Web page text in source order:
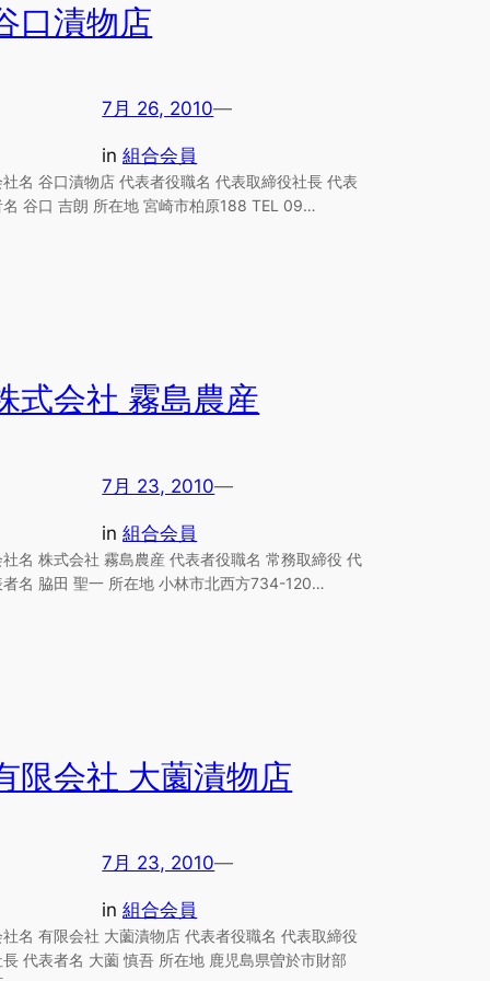
口漬物店
7月 26, 2010—
in組合会員
社名 谷口漬物店 代表者役職名 代表取締役社長 代表
名 谷口 吉朗 所在地 宮崎市柏原188 TEL 09…
式会社 霧島農産
7月 23, 2010—
in組合会員
社名 株式会社 霧島農産 代表者役職名 常務取締役 代
者名 脇田 聖一 所在地 小林市北西方734-120…
限会社 大薗漬物店
7月 23, 2010—
in組合会員
社名 有限会社 大薗漬物店 代表者役職名 代表取締役
長 代表者名 大薗 慎吾 所在地 鹿児島県曽於市財部